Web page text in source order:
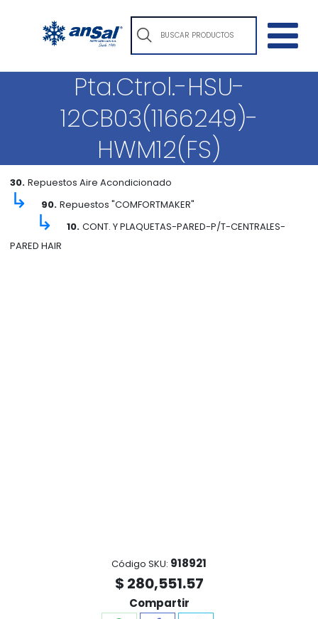
Pta.Ctrol.-HSU-
12CB03(1166249)-
HWM12(FS)
30. Repuestos Aire Acondicionado
↳ 90. Repuestos "COMFORTMAKER"
↳ 10. CONT. Y PLAQUETAS-PARED-P/T-CENTRALES-
PARED HAIR
Código SKU: 918921
$ 280,551.57
Compartir